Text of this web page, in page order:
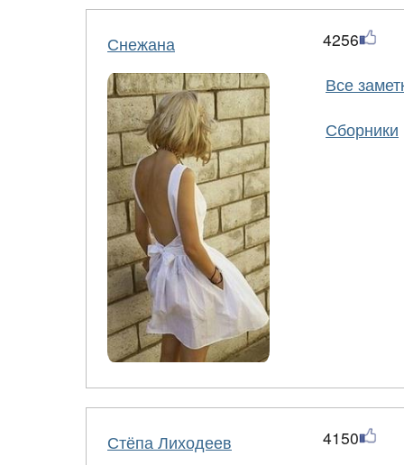
Снежана
4256
Все
Сборники
Стёпа Лиходеев
4150